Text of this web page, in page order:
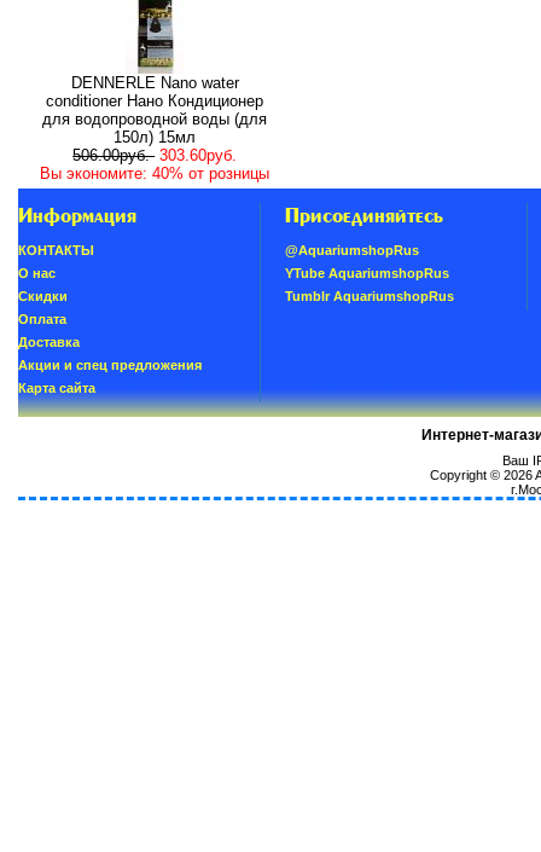
DENNERLE Nano water
conditioner Нано Кондиционер
для водопроводной воды (для
150л) 15мл
506.00руб. 303.60руб.
Вы экономите: 40% от розницы
Информация
КОНТАКТЫ
О нас
Скидки
Oплатa
Доставка
Акции и спец предложения
Карта сайта
Присоединяйтесь
@AquariumshopRus
YTube AquariumshopRus
Tumblr AquariumshopRus
Интернет-
Ваш
Copyright © 2026